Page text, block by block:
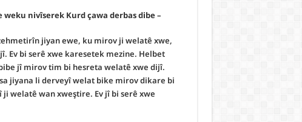
– Mamosta hûn çend sale li derve dijîn û jiyana we weku nivîserek Kurd çawa derbas dibe.
jiyan ewe, ku mirov ji welatê xwe,
Ev bi serê xwe karesetek mezine. Helbet
jî mirov tim bi hesreta welatê xwe dijî.
jiyana li derveyî welat bike mirov dikare bi
welatê wan xweştire. Ev jî bi serê xwe